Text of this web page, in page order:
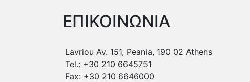
ΕΠΙΚΟΙΝΩΝΙΑ
Lavriou Av. 151, Peania, 190 02 Athens
Tel.: +30 210 6645751
Fax: +30 210 6646000